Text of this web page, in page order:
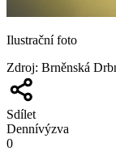
Ilustrační foto
Zdroj: Brněnská
Sdílet
Dennívýzva
0